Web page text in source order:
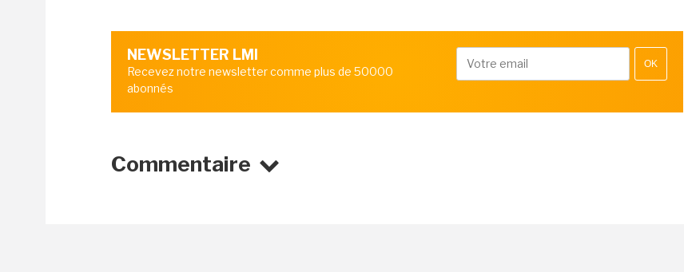
NEWSLETTER LMI
Recevez notre newsletter comme plus de 50000
abonnés
OK
Commentaire